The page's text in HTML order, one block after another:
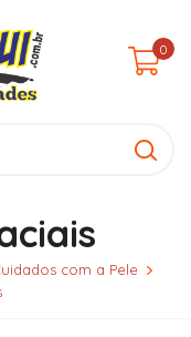
0
com a Pele